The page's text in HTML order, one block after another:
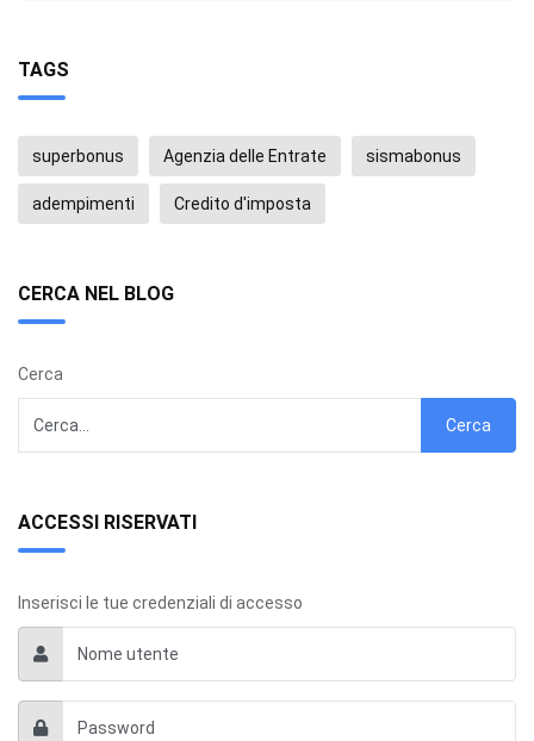
TAGS
superbonus Agenzia delle Entrate sismabonus
adempimenti Credito d'imposta
CERCA NEL BLOG
Cerca
Cerca
ACCESSI RISERVATI
Inserisci le tue credenziali di accesso